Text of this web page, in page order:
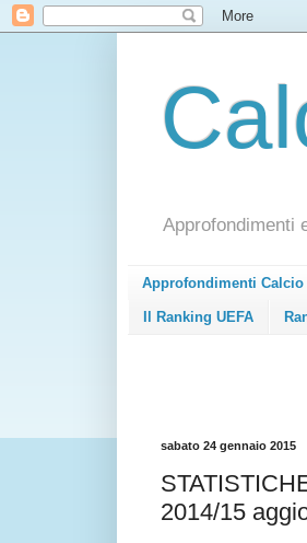
Approfondimenti
Approfondimenti Calcio
Il Ranking UEFA
sabato 24 gennaio 2015
2014/15